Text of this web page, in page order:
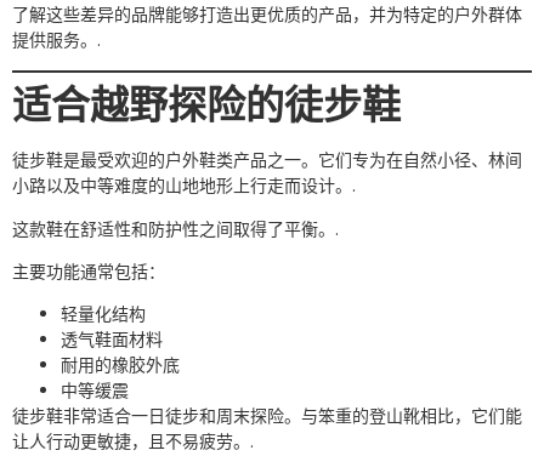
了解这些差异的品牌能够打造出更优质的产品，并为特定的户外群体
提供服务。.
适合越野探险的徒步鞋
徒步鞋是最受欢迎的户外鞋类产品之一。它们专为在自然小径、林间
小路以及中等难度的山地地形上行走而设计。.
这款鞋在舒适性和防护性之间取得了平衡。.
主要功能通常包括：
轻量化结构
透气鞋面材料
耐用的橡胶外底
中等缓震
徒步鞋非常适合一日徒步和周末探险。与笨重的登山靴相比，它们能
让人行动更敏捷，且不易疲劳。.